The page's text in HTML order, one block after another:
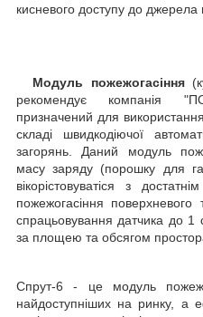
кисневого доступу до джерела
Модуль пожежогасіння
рекомендує компанія
призначений для
складі швидкодіючої
загорянь. Даний модуль
масу заряду (порошку для
вікорістовуватіся з
пожежогасіння поверхневого
спрацьовування датчика до 1
за площею та обсягом
Спрут-6 - це модуль
найдоступніших на ринку, а